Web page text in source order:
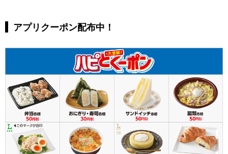
アプリクーポン配布中！